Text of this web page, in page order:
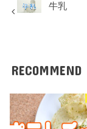
牛乳
RECOMMEND